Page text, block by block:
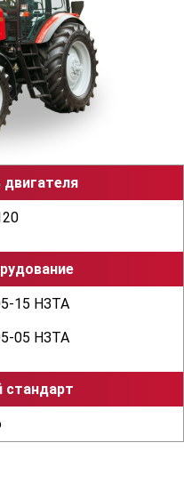
12
15 НЗТА
05 НЗТА
стандарт